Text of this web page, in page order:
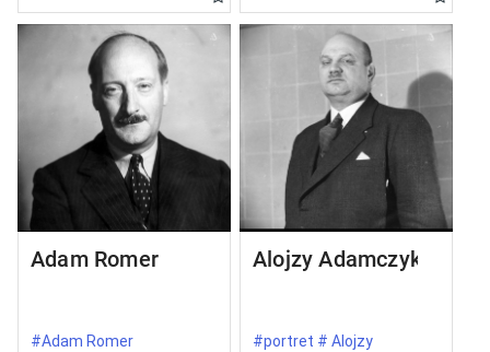
Adam Romer
#Adam Romer
Alojzy Adamczyk
#portret # Alojzy